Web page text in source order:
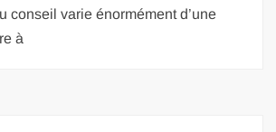
conseil varie énormément d’une
à